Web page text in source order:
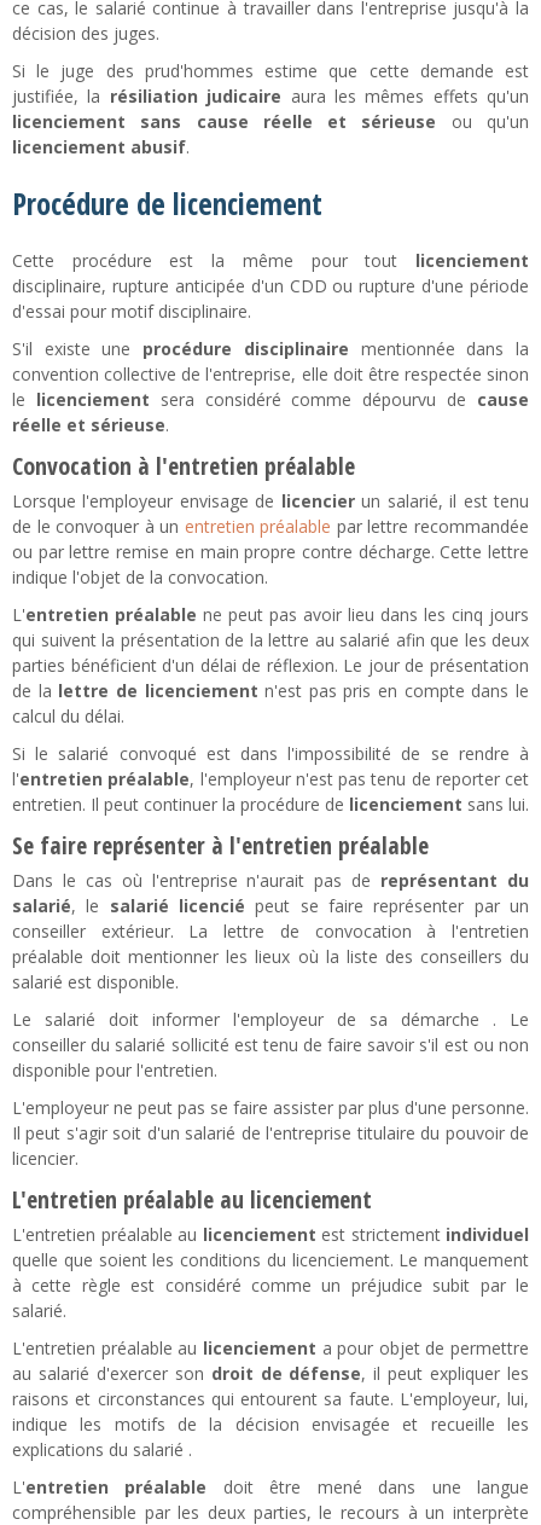
ce cas, le salarié continue à travailler dans l'entreprise jusqu'à la
décision des juges.
Si le juge des prud'hommes estime que cette demande est
justifiée, la résiliation judicaire aura les mêmes effets qu'un
licenciement sans cause réelle et sérieuse ou qu'un
licenciement abusif.
Procédure de licenciement
Cette procédure est la même pour tout licenciement
disciplinaire, rupture anticipée d'un CDD ou rupture d'une période
d'essai pour motif disciplinaire.
S'il existe une procédure disciplinaire mentionnée dans la
convention collective de l'entreprise, elle doit être respectée sinon
le licenciement sera considéré comme dépourvu de cause
réelle et sérieuse.
Convocation à l'entretien préalable
Lorsque l'employeur envisage de licencierun salarié, il est tenu
de le convoquer à un entretien préalable par lettre recommandée
ou par lettre remise en main propre contre décharge. Cette lettre
indique l'objet de la convocation.
L'entretien préalable ne peut pas avoir lieu dans les cinq jours
qui suivent la présentation de la lettre au salarié afin que les deux
parties bénéficient d'un délai de réflexion. Le jour de présentation
de la lettre de licenciement n'est pas pris en compte dans le
calcul du délai.
Si le salarié convoqué est dans l'impossibilité de se rendre à
l'entretien préalable, l'employeur n'est pas tenu de reporter cet
entretien. Il peut continuer la procédure de licenciement sans lui.
Se faire représenter à l'entretien préalable
Dans le cas où l'entreprise n'aurait pas de représentant du
salarié, le salarié licencié peut se faire représenter par un
conseiller extérieur. La lettre de convocation à l'entretien
préalable doit mentionner les lieux où la liste des conseillers du
salarié est disponible.
Le salarié doit informer l'employeur de sa démarche . Le
conseiller du salarié sollicité est tenu de faire savoir s'il est ou non
disponible pour l'entretien.
L'employeur ne peut pas se faire assister par plus d'une personne.
Il peut s'agir soit d'un salarié de l'entreprise titulaire du pouvoir de
licencier.
L'entretien préalable au licenciement
L'entretien préalable au licenciement est strictement individuel
quelle que soient les conditions du licenciement. Le manquement
à cette règle est considéré comme un préjudice subit par le
salarié.
L'entretien préalable au licenciement a pour objet de permettre
au salarié d'exercer son droit de défense, il peut expliquer les
raisons et circonstances qui entourent sa faute. L'employeur, lui,
indique les motifs de la décision envisagée et recueille les
explications du salarié .
L'entretien préalable doit être mené dans une langue
compréhensible par les deux parties, le recours à un interprète